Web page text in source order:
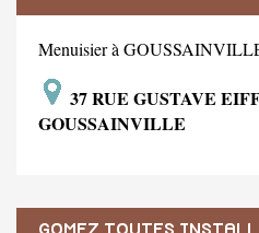
Menuisier à
37 RUE GUSTAVE
GOUSSAINVILLE